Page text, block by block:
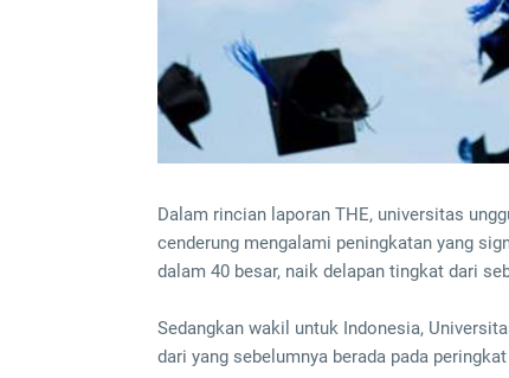
Dalam rincian laporan THE, universitas
cenderung mengalami peningkatan yang
dalam 40 besar, naik delapan tingkat dari
Sedangkan wakil untuk Indonesia,
dari yang sebelumnya berada pada